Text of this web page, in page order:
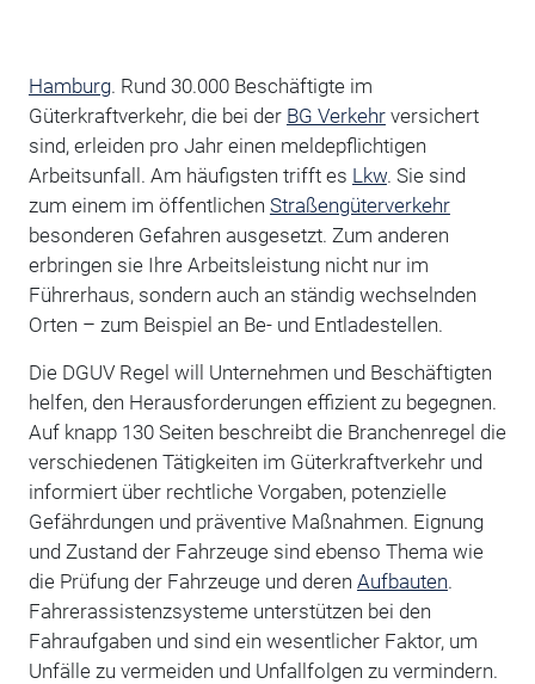
Hamburg. Rund 30.000 Beschäftigte im
Güterkraftverkehr, die bei der BG Verkehrversichert
sind, erleiden pro Jahr einen meldepflichtigen
Arbeitsunfall. Am häufigsten trifft es Lkw. Sie sind
zum einem im öffentlichen Straßengüterverkehr
besonderen Gefahren ausgesetzt. Zum anderen
erbringen sie Ihre Arbeitsleistung nicht nur im
Führerhaus, sondern auch an ständig wechselnden
Orten – zum Beispiel an Be- und Entladestellen.
Die DGUV Regel will Unternehmen und Beschäftigten
helfen, den Herausforderungen effizient zu begegnen.
Auf knapp 130 Seiten beschreibt die Branchenregel die
verschiedenen Tätigkeiten im Güterkraftverkehr und
informiert über rechtliche Vorgaben, potenzielle
Gefährdungen und präventive Maßnahmen. Eignung
und Zustand der Fahrzeuge sind ebenso Thema wie
die Prüfung der Fahrzeuge und deren Aufbauten.
Fahrerassistenzsysteme unterstützen bei den
Fahraufgaben und sind ein wesentlicher Faktor, um
Unfälle zu vermeiden und Unfallfolgen zu vermindern.